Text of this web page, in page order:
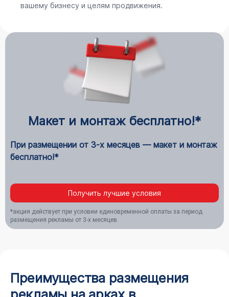
вашему бизнесу и целям продвижения.
Макет и монтаж бесплатно!*
При размещении от 3-х месяцев — макет и монтаж
бесплатно!*
Получить лучшие условия
*акция действует при условии единовременной оплаты за период
размещения рекламы от 3-х месяцев.
Преимущества размещения